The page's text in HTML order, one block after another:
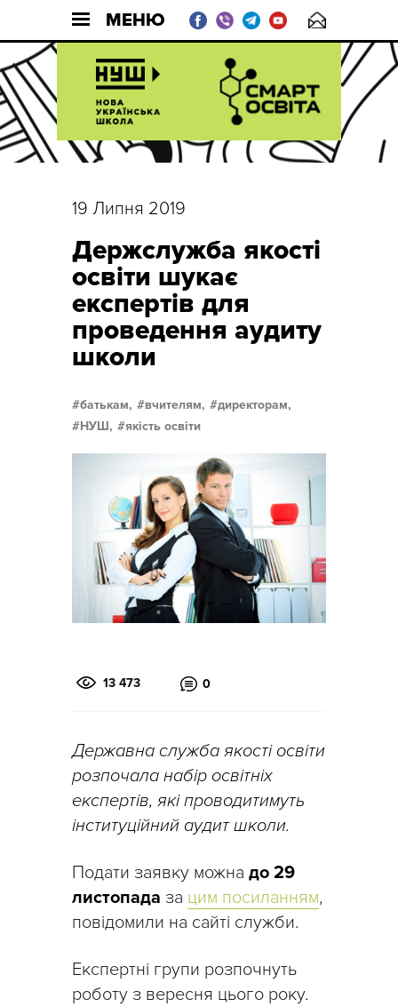
МЕНЮ
19 Липня 2019
Держслужба якості
освіти шукає
експертів для
проведення аудиту
школи
батькам, вчителям,
директорам,
НУШ,
якість освіти
13 473 0
Державна служба якості освіти
розпочала набір освітніх
експертів, які проводитимуть
інституційний аудит школи.
Подати заявку можна до 29
листопада за цим посиланням,
повідомили на сайті служби.
Експертні групи розпочнуть
роботу з вересня цього року.